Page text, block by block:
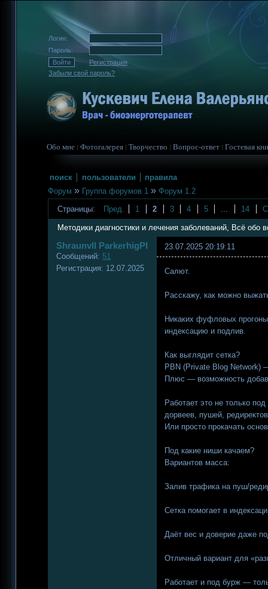
Логин:
Пароль:
Регистрация
Забыли свой пароль?
Обо мне Фотогалерея Творчество Вопрос-ответ Гостевая
поиск пользователи
правила
Форум » Группа форумов 1 » Форум 1.2
Страницы:
Пред. 1 2 3 4 5 14
Методики диагностики и лечения заболеваний, Всё обо
Shraunvll ParkerhigPI
Сообщений: 51
Регистрация: 12.07.2025
23.07.2025 20:19:11
Салют.
Расскажу, как можно
Никаких фуфловых
индексацию и подлив.
Как выглядит сетка?
PBN (Private Blog Network)
Плюс — возможность
Работает это не только
дорвеев, пушей,
Или просто прокачать
Под какие ниши качаем?
Вариантов масса:
Залив трафика на пуш/
Сетка помогает в
Даёт вес и доверие даже
Отличный вариант для
Работает и под бурж —